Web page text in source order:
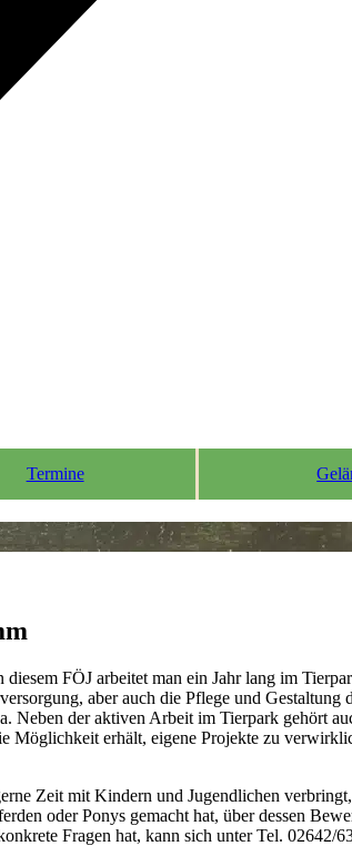
Termine
FÖJ arbeitet man ein Jahr lang im
aber auch die Pflege und Gestaltung
Neben der aktiven Arbeit im Tierpark gehört
Möglichkeit erhält, eigene Projekte zu
Zeit mit Kindern und Jugendlichen
oder Ponys gemacht hat, über dessen
Fragen hat, kann sich unter Tel. 02642/